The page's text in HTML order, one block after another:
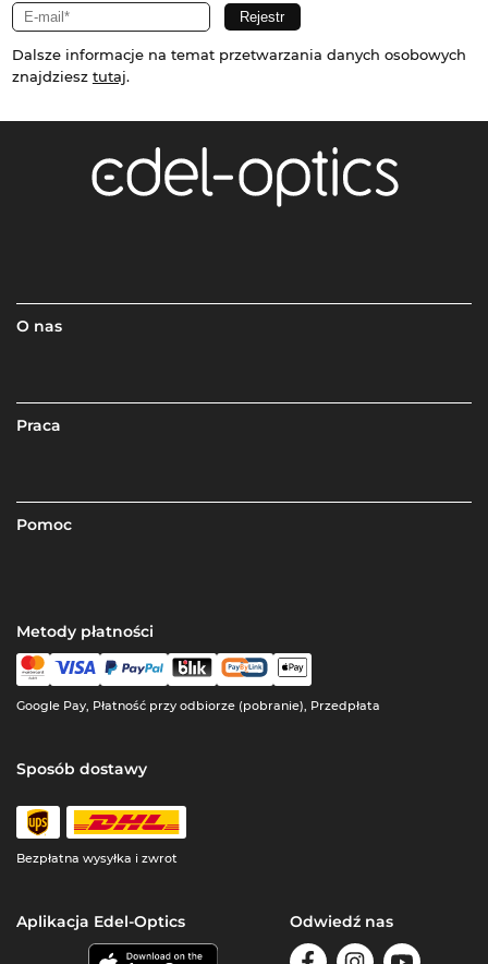
Dalsze informacje na temat przetwarzania danych osobowych
znajdziesz tutaj.
O nas
Praca
Pomoc
Metody płatności
Google Pay, Płatność przy odbiorze (pobranie), Przedpłata
Sposób dostawy
Bezpłatna wysyłka i zwrot
Aplikacja Edel-Optics Odwiedź nas